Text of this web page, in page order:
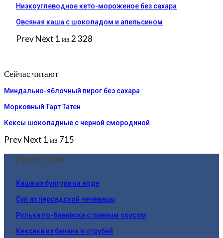
Низкоуглеводное кето-мороженое без сахара
Овсяная каша с шоколадом и апельсином
PrevNext 1 из 2 328
Сейчас читают
Миндально-яблочный пирог без сахара
Морковный Тарт Татен
Кексы шоколадные с черной смородиной
PrevNext 1 из 715
Рецепт дня:
Каша из булгура на воде
Суп из персидской чечевицы
Рулька по-баварски с пивным соусом
Кексики из банана и отрубей